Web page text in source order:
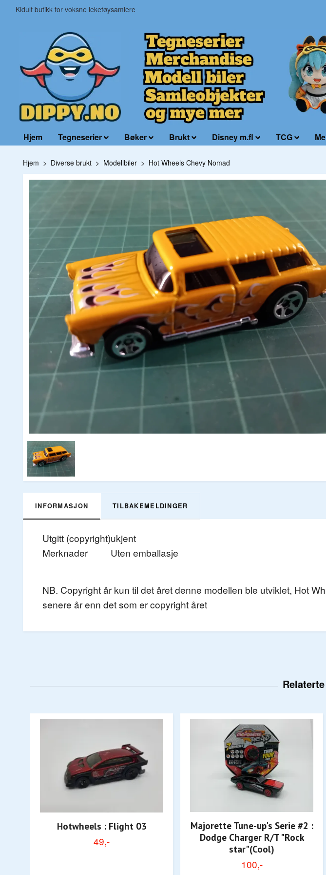
Kidult butikk for voksne leketøysamlere
Hjem Tegneserier Bøker Brukt Disney m.fl TCG
Hjem Diverse brukt Modellbiler Hot Wheels Chevy Nomad
INFORMASJON TILBAKEMELDINGER
Utgitt (copyright)ukjent
Merknader
Uten emballasje
NB. Copyright år kun til det året denne modellen ble utviklet, Hot
senere år enn det som er copyright året
Hotwheels : Flight 03
49,-
Majorette Tune-up's Serie #2 :
Dodge Charger R/T "Rock
star"(Cool)
100,-